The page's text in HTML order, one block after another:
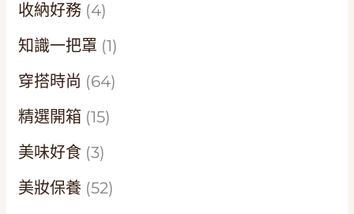
收納好務 (4)
知識一把罩 (1)
穿搭時尚 (64)
精選開箱 (15)
美味好食 (3)
美妝保養 (52)